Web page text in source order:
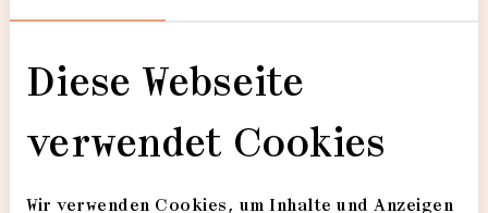
Diese Webseite
verwendet Cookies
Wir verwenden Cookies, um Inhalte und Anzeigen
Loading...